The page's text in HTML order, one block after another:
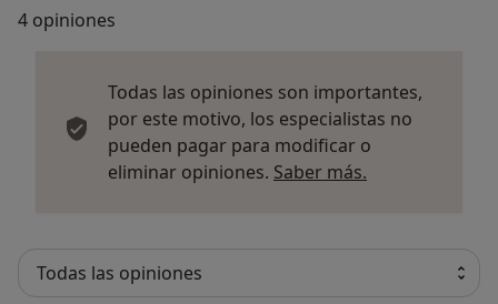
4 opiniones
Todas las opiniones son importantes,
por este motivo, los especialistas no
pueden pagar para modificar o
eliminar opiniones. Saber más.